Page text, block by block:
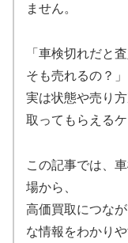
ません。
「車検切れだと
そも売れるの？
実は状態や売り
取ってもらえる
この記事では、
場から、
高価買取につな
な情報をわかり